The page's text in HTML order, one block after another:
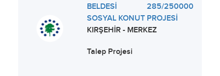
BELDESİ 285/250000
SOSYAL KONUT PROJESİ
KIRŞEHİR - MERKEZ
Talep Projesi